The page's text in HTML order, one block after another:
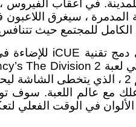
في أعقاب الفيروس
المدمرة ، سيغرق
للمجتمع حيث
لعبة توم كلانسي ، القسم 2 ،
مع عالم اللعبة.
الألوان في الوقت